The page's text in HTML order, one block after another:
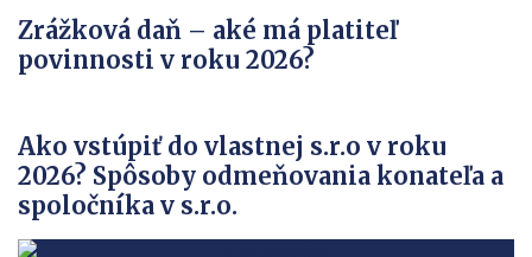
Zrážková daň – aké má platiteľ
povinnosti v roku 2026?
Ako vstúpiť do vlastnej s.r.o v roku
2026? Spôsoby odmeňovania konateľa a
spoločníka v s.r.o.